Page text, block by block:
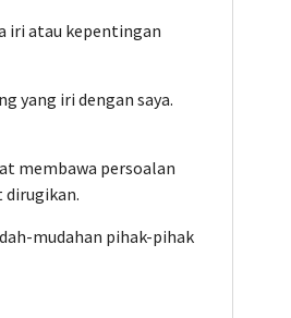
iri atau kepentingan
yang iri dengan saya.
membawa persoalan
dirugikan.
mudahan pihak-pihak